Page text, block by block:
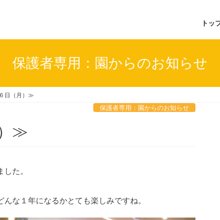
トッ
保護者専用：園からのお知らせ
日（月）≫
保護者専用：園からのお知らせ
≫
た。
な１年になるかとても楽しみですね。